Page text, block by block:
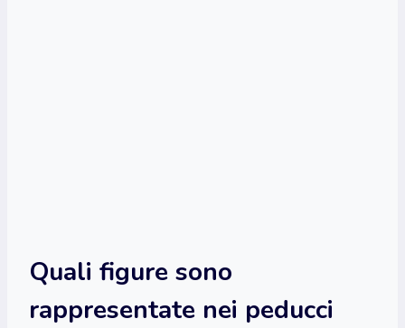
Quali figure sono
rappresentate nei peducci